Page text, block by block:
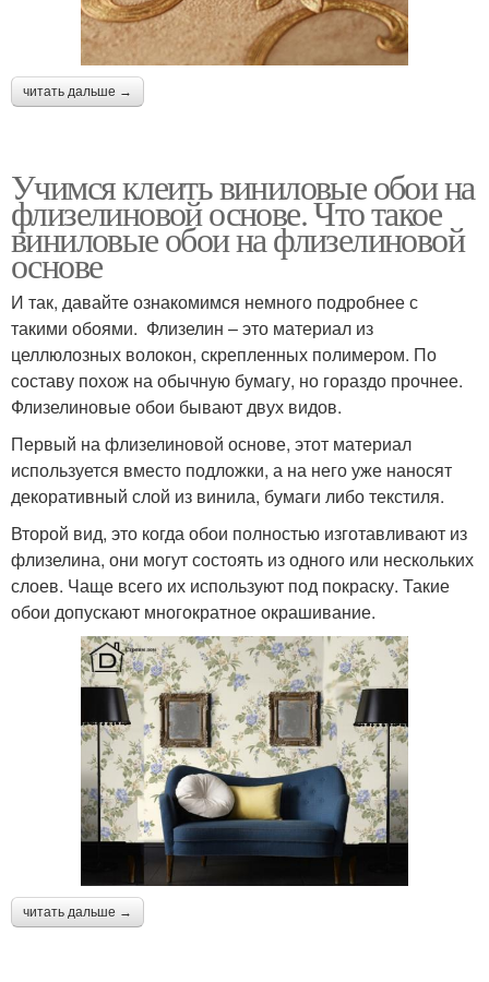
читать дальше →
Учимся клеить виниловые обои на
флизелиновой основе. Что такое
виниловые обои на флизелиновой
основе
И так, давайте ознакомимся немного подробнее с
такими обоями. Флизелин – это материал из
целлюлозных волокон, скрепленных полимером. По
составу похож на обычную бумагу, но гораздо прочнее.
Флизелиновые обои бывают двух видов.
Первый на флизелиновой основе, этот материал
используется вместо подложки, а на него уже наносят
декоративный слой из винила, бумаги либо текстиля.
Второй вид, это когда обои полностью изготавливают из
флизелина, они могут состоять из одного или нескольких
слоев. Чаще всего их используют под покраску. Такие
обои допускают многократное окрашивание.
читать дальше →